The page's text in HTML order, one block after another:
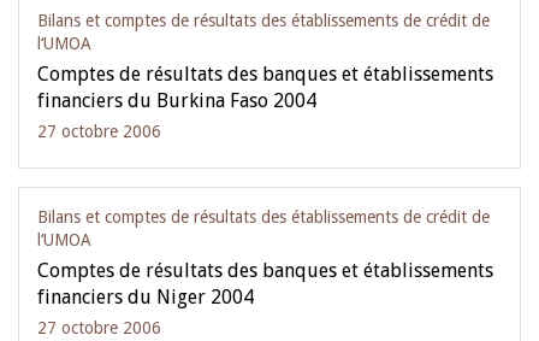
Bilans et comptes de résultats des établissements de crédit de
l‘UMOA
Comptes de résultats des banques et établissements
financiers du Burkina Faso 2004
27 octobre 2006
Bilans et comptes de résultats des établissements de crédit de
l‘UMOA
Comptes de résultats des banques et établissements
financiers du Niger 2004
27 octobre 2006